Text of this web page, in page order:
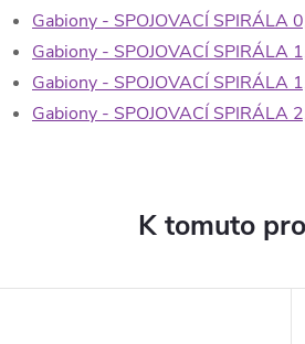
Gabiony - SPOJOVACÍ SPIRÁLA
Gabiony - SPOJOVACÍ SPIRÁLA
Gabiony - SPOJOVACÍ SPIRÁLA
Gabiony - SPOJOVACÍ SPIRÁLA
K tomuto